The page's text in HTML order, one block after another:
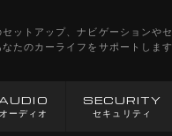
ットアップ、ナビゲーションや
なたのカーライフをサポートしま
AUDIO
オーディオ
SECURITY
セキュリティ